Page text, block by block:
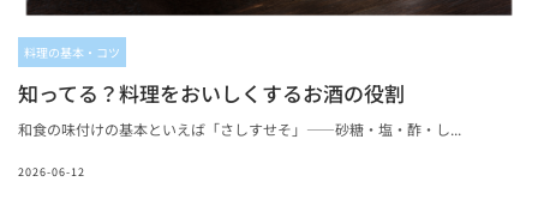
料理の基本・コツ
知ってる？料理をおいしくするお酒の役割
和食の味付けの基本といえば「さしすせそ」——砂糖・塩・酢・し...
2026-06-12